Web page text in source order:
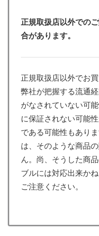
正規取扱店以外での
合があります。
正規取扱店以外でお
弊社が把握する流通
がなされていない可
に保証されない可能
である可能性もあり
は、そのような商品
ん。尚、そうした商
ブルには対応出来か
ご注意ください。